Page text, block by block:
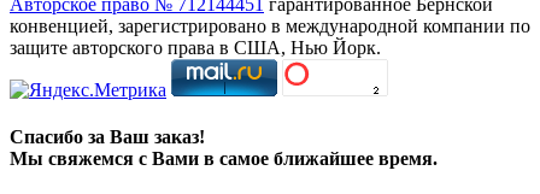
Авторское право № 712144451 гарантированное Бернской
конвенцией, зарегистрировано в международной компании по
защите авторского права в США, Нью Йорк.
Спасибо за Ваш заказ!
Мы свяжемся с Вами в самое ближайшее время.